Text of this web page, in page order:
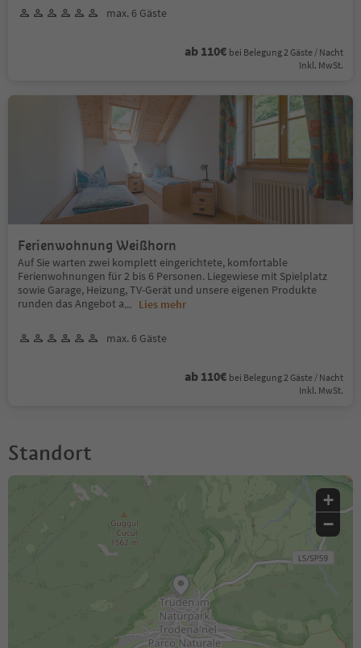
max. 6 Gäste
ab 110€ bei Belegung 2 Gäste / Nacht
Inkl. MwSt.
Ferienwohnung Weißhorn
Auf Sie warten zwei komplett eingerichtete, komfortable
Ferienwohnungen für 2 bis 6 Personen. Liegewiese mit Spielplatz
sowie Garage, Heizung, TV-Gerät und unsere eigenen Produkte
runden das Angebot a... Lies mehr
max. 6 Gäste
ab 110€ bei Belegung 2 Gäste / Nacht
Inkl. MwSt.
Standort
+
−